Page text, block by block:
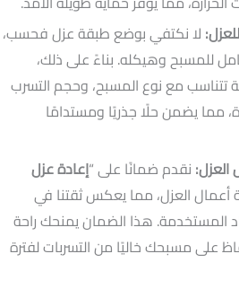
لا نكتفي بوضع طبقة عزل فحسب،
للمسبح وهيكله. بناءً على ذلك،
مع نوع المسبح، وحجم التسرب
مما يضمن حلًا جذريًا ومستدامًا
نقدم ضمانًا على “إعادة عزل
أعمال العزل، مما يعكس ثقتنا في
المستخدمة. هذا الضمان يمنحك راحة
على مسبحك خاليًا من التسربات لفترة